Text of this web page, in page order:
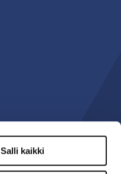
Salli kaikki